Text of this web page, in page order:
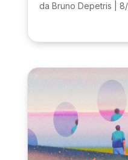
da Bruno Depetris